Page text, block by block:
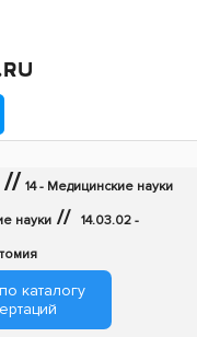
// 14 - Медицинские науки
науки // 14.03.02 -
каталогу